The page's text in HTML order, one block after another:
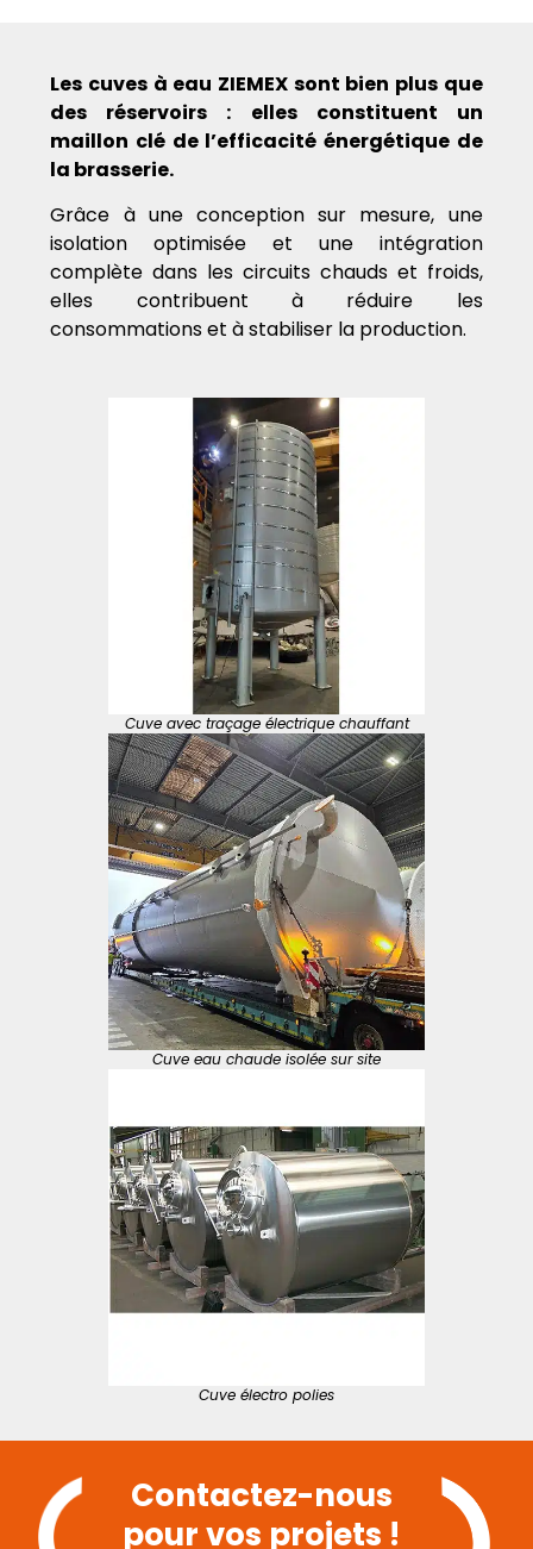
Les cuves à eau ZIEMEX sont bien plus que
des réservoirs : elles constituent un
maillon clé de l’efficacité énergétique de
la brasserie.
Grâce à une conception sur mesure, une
isolation optimisée et une intégration
complète dans les circuits chauds et froids,
elles contribuent à réduire les
consommations et à stabiliser la production.
Cuve avec traçage électrique chauffant
Cuve eau chaude isolée sur site
Cuve électro polies
Contactez-nous
pour vos projets !